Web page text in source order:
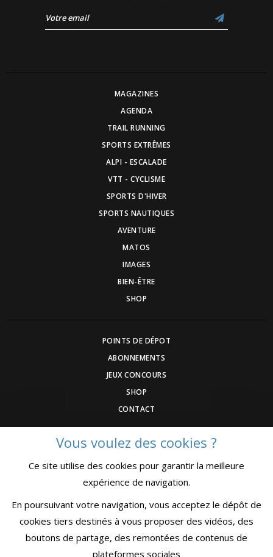
MAGAZINES
AGENDA
TRAIL RUNNING
SPORTS EXTRÊMES
ALPI - ESCALADE
VTT - CYCLISME
SPORTS D'HIVER
SPORTS NAUTIQUES
AVENTURE
MATOS
IMAGES
BIEN-ÊTRE
SHOP
POINTS DE DÉPOT
ABONNEMENTS
JEUX CONCOURS
SHOP
CONTACT
DEVENEZ ANNONCEUR
COMMUNIQUEZ UN ÉVENEMNT
CGV
MENTIONS LÉGALES
CONFIDENTIALITÉ
Vous voulez des cookies ?
Ce site utilise des cookies pour garantir la meilleure
expérience de navigation.
En poursuivant votre navigation, vous acceptez le dépôt de
cookies tiers destinés à vous proposer des vidéos, des
boutons de partage, des remontées de contenus de
plateformes sociales